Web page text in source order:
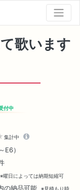
歌います
付中
集計中
E6）
※曜日によっては納期短縮可
の納品可能
※見積もり時